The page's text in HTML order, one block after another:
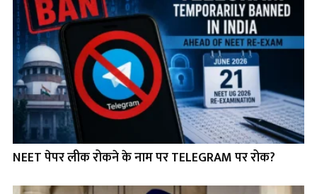
NEET पेपर लीक रोकने के नाम पर TELEGRAM पर रोक?